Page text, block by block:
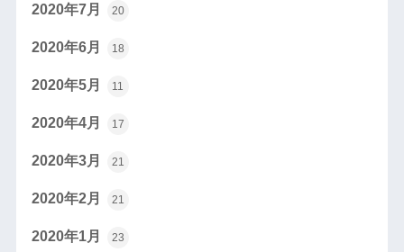
2020年7月 20
2020年6月 18
2020年5月 11
2020年4月 17
2020年3月 21
2020年2月 21
2020年1月 23